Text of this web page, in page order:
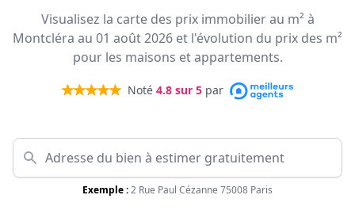
Visualisez la carte des prix immobilier au m² à
Montcléra au 01 août 2026 et l'évolution du prix des m²
pour les maisons et appartements.
Noté 4.8 sur 5 par
Exemple :2 Rue Paul Cézanne 75008 Paris